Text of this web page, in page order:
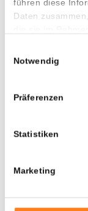
führen diese
Daten
Notwendig
Präferenzen
Statistiken
Marketing
1137
GOOGLB
1136
$ 10.09
1966
$ 10.08
1141
$ 10.05
1143
DOOD